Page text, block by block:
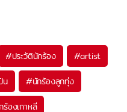
#ประวัตินักร้อง #artist
น #นักร้องลูกทุ่ง
ร้องเกาหลี